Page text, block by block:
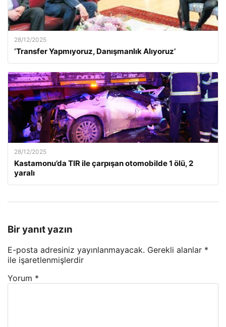
28/12/2025
‘Transfer Yapmıyoruz, Danışmanlık Alıyoruz’
28/12/2025
Kastamonu’da TIR ile çarpışan otomobilde 1 ölü, 2
yaralı
Bir yanıt yazın
E-posta adresiniz yayınlanmayacak. Gerekli alanlar *
ile işaretlenmişlerdir
Yorum *